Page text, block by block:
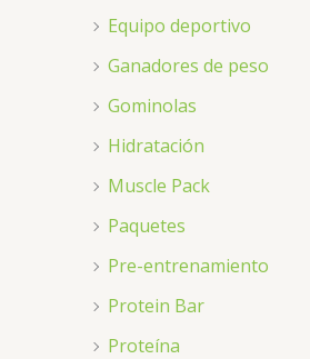
Equipo deportivo
Ganadores de peso
Gominolas
Hidratación
Muscle Pack
Paquetes
Pre-entrenamiento
Protein Bar
Proteína